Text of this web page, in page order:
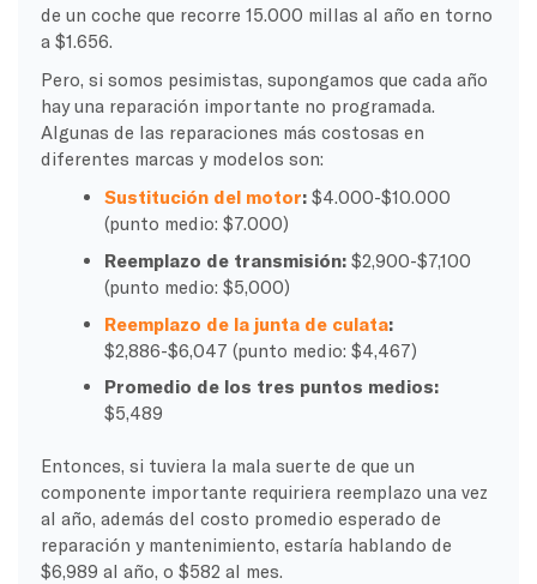
de un coche que recorre 15.000 millas al año en torno
a $1.656.
Pero, si somos pesimistas, supongamos que cada año
hay una reparación importante no programada.
Algunas de las reparaciones más costosas en
diferentes marcas y modelos son:
Sustitución del motor: $4.000-$10.000
(punto medio: $7.000)
Reemplazo de transmisión: $2,900-$7,100
(punto medio: $5,000)
Reemplazo de la junta de culata:
$2,886-$6,047 (punto medio: $4,467)
Promedio de los tres puntos medios:
$5,489
Entonces, si tuviera la mala suerte de que un
componente importante requiriera reemplazo una vez
al año, además del costo promedio esperado de
reparación y mantenimiento, estaría hablando de
$6,989 al año, o $582 al mes.